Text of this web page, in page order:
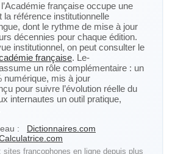
française occupe une
la référence institutionnelle
dont le rythme de mise à jour
décennies pour chaque édition.
institutionnel, on peut consulter le
française. Le-
un rôle complémentaire : un
numérique, mis à jour
pour suivre l’évolution réelle du
internautes un outil pratique,
:
Dictionnaires.com
sites francophones en ligne depuis plus